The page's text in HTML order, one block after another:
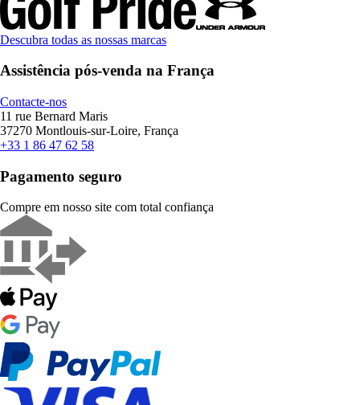
Descubra todas as nossas marcas
Assistência pós-venda na França
Contacte-nos
11 rue Bernard Maris
37270 Montlouis-sur-Loire, França
+33 1 86 47 62 58
Pagamento seguro
Compre em nosso site com total confiança